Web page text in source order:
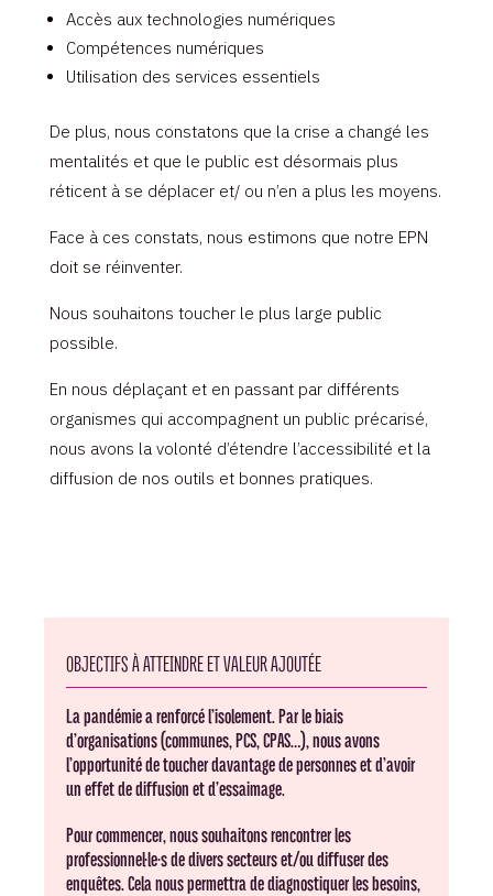
Accès aux technologies numériques
Compétences numériques
Utilisation des services essentiels
De plus, nous constatons que la crise a changé les
mentalités et que le public est désormais plus
réticent à se déplacer et/ ou n’en a plus les moyens.
Face à ces constats, nous estimons que notre EPN
doit se réinventer.
Nous souhaitons toucher le plus large public
possible.
En nous déplaçant et en passant par différents
organismes qui accompagnent un public précarisé,
nous avons la volonté d’étendre l’accessibilité et la
diffusion de nos outils et bonnes pratiques.
OBJECTIFS À ATTEINDRE ET VALEUR AJOUTÉE
La pandémie a renforcé l’isolement. Par le biais
d’organisations (communes, PCS, CPAS…), nous avons
l’opportunité de toucher davantage de personnes et d’avoir
un effet de diffusion et d’essaimage.
Pour commencer, nous souhaitons rencontrer les
professionnel·le·s de divers secteurs et/ou diffuser des
enquêtes. Cela nous permettra de diagnostiquer les besoins,